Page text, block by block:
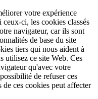
votre expérience
ci, les cookies classés
navigateur, car ils sont
de base du site
tiers qui nous aident à
utilisez ce site Web. Ces
qu'avec votre
de refuser ces
ces cookies peut affecter